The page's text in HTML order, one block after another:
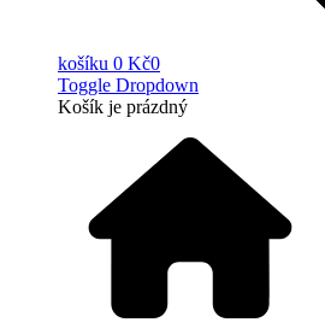
košíku 0 Kč0
Toggle Dropdown
Košík je prázdný